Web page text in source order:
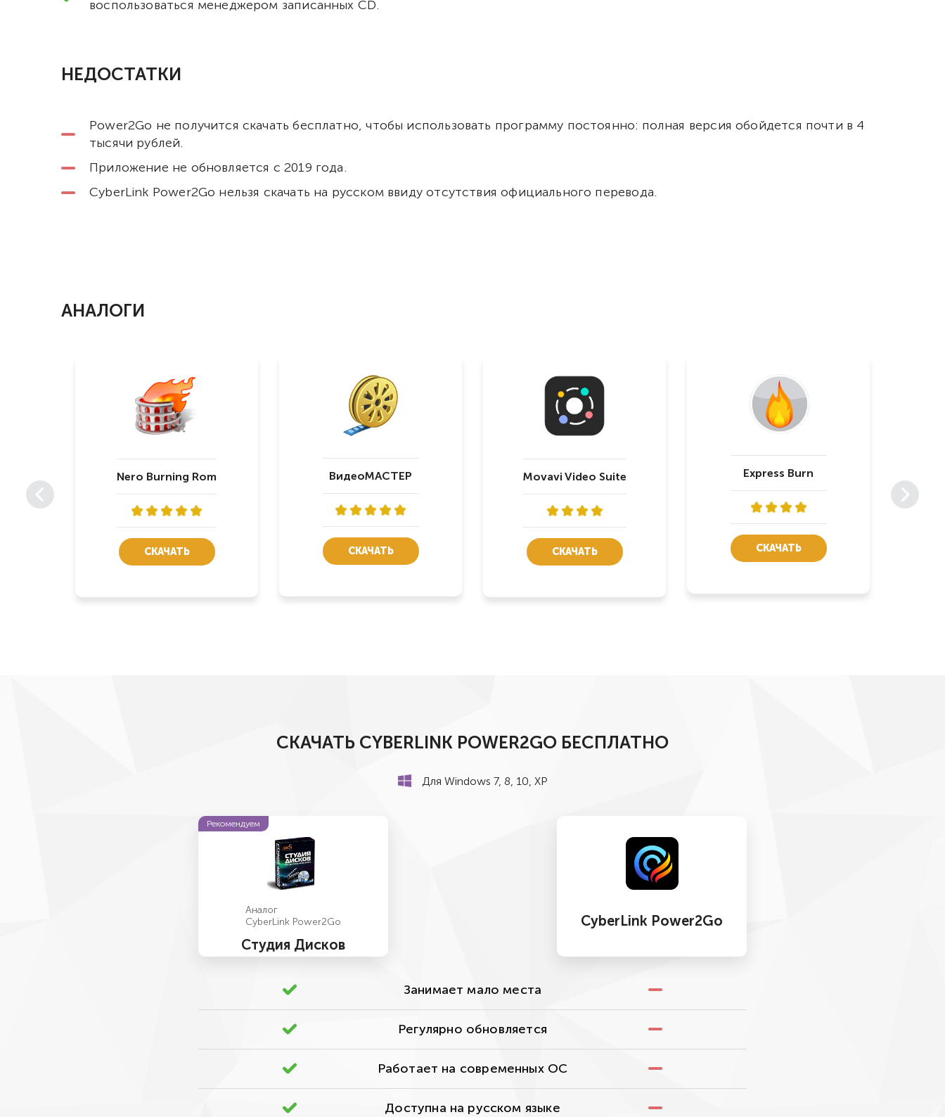
воспользоваться менеджером записанных CD.
НЕДОСТАТКИ
Power2Go не получится скачать бесплатно, чтобы использовать программу постоянно: полная версия обойдется почти в 4
тысячи рублей.
Приложение не обновляется с 2019 года.
CyberLink Power2Go нельзя скачать на русском ввиду отсутствия официального перевода.
АНАЛОГИ
Nero Burning Rom
СКАЧАТЬ
ВидеоМАСТЕР
СКАЧАТЬ
Movavi Video Suite
СКАЧАТЬ
Express Burn
СКАЧАТЬ
СКАЧАТЬ CYBERLINK POWER2GO БЕСПЛАТНО
Для Windows 7, 8, 10, ХР
Рекомендуем
Аналог
CyberLink Power2Go
Студия Дисков
CyberLink Power2Go
Занимает мало места
Регулярно обновляется
Работает на современных ОС
Доступна на русском языке